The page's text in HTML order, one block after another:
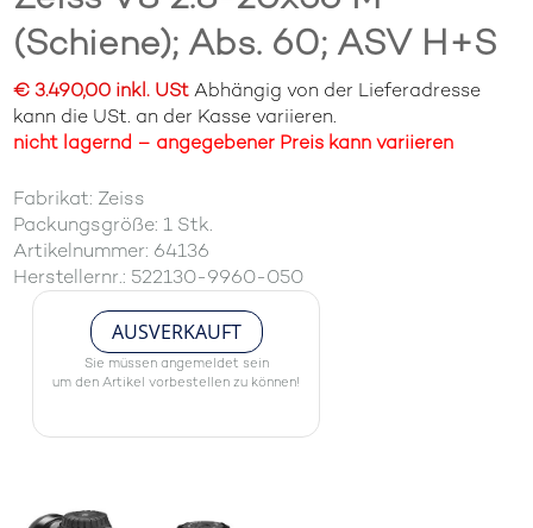
(Schiene); Abs. 60; ASV H+S
€ 3.490,00 inkl. UStAbhängig von der Lieferadresse
kann die USt. an der Kasse variieren.
nicht lagernd – angegebener Preis kann variieren
Fabrikat: Zeiss
Packungsgröße: 1 Stk.
Artikelnummer: 64136
Herstellernr.: 522130-9960-050
AUSVERKAUFT
Sie müssen angemeldet sein
um den Artikel vorbestellen zu können!